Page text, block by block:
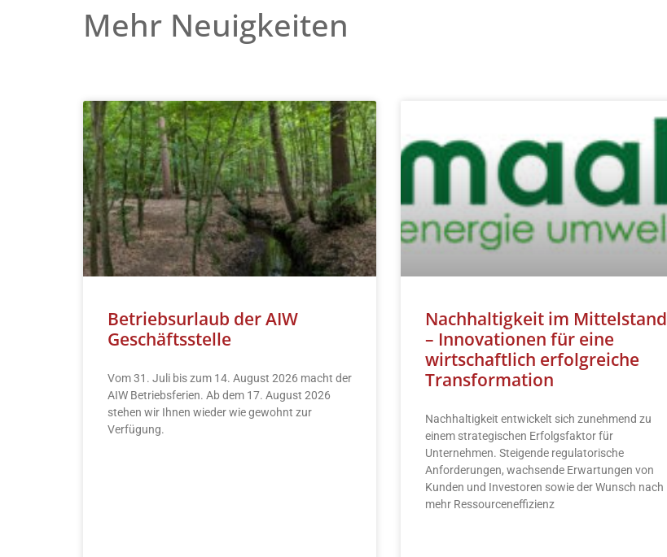
Mehr Neuigkeiten
Betriebsurlaub der AIW
Geschäftsstelle
Vom 31. Juli bis zum 14. August 2026 macht der
AIW Betriebsferien. Ab dem 17. August 2026
stehen wir Ihnen wieder wie gewohnt zur
Verfügung.
Nachhaltigkeit im Mittelstand
– Innovationen für eine
wirtschaftlich erfolgreiche
Transformation
Nachhaltigkeit entwickelt sich zunehmend zu
einem strategischen Erfolgsfaktor für
Unternehmen. Steigende regulatorische
Anforderungen, wachsende Erwartungen von
Kunden und Investoren sowie der Wunsch nach
mehr Ressourceneffizienz